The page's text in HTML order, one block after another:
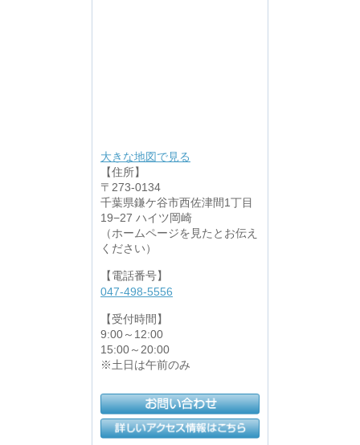
大きな地図で見る
【住所】
〒273-0134
千葉県鎌ケ谷市西佐津間1丁目
19−27 ハイツ岡崎
（ホームページを見たとお伝え
ください）
【電話番号】
047-498-5556
【受付時間】
9:00～12:00
15:00～20:00
※土日は午前のみ